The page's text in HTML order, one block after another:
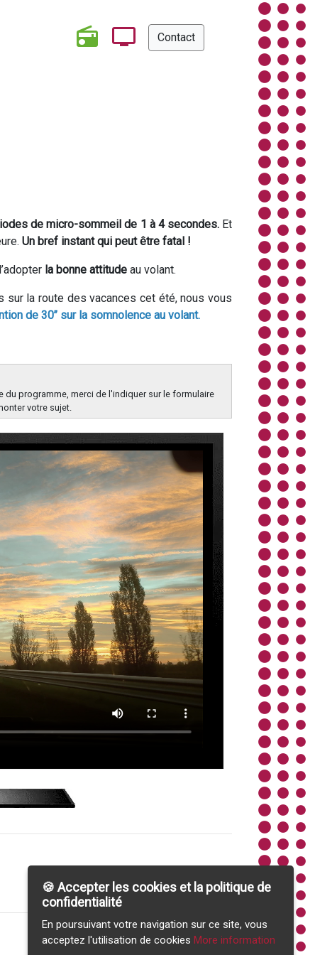
Contact
de micro-sommeil de 1 à 4 secondes. Et
Un bref instant qui peut être fatal !
la bonne attitude au volant.
la route des vacances cet été, nous vous
de 30’’ sur la somnolence au volant.
du programme, merci de l'indiquer sur le formulaire
votre sujet.
🍪 Accepter les cookies et la politique de
confidentialité
En poursuivant votre navigation sur ce site, vous
acceptez l'utilisation de cookies More information